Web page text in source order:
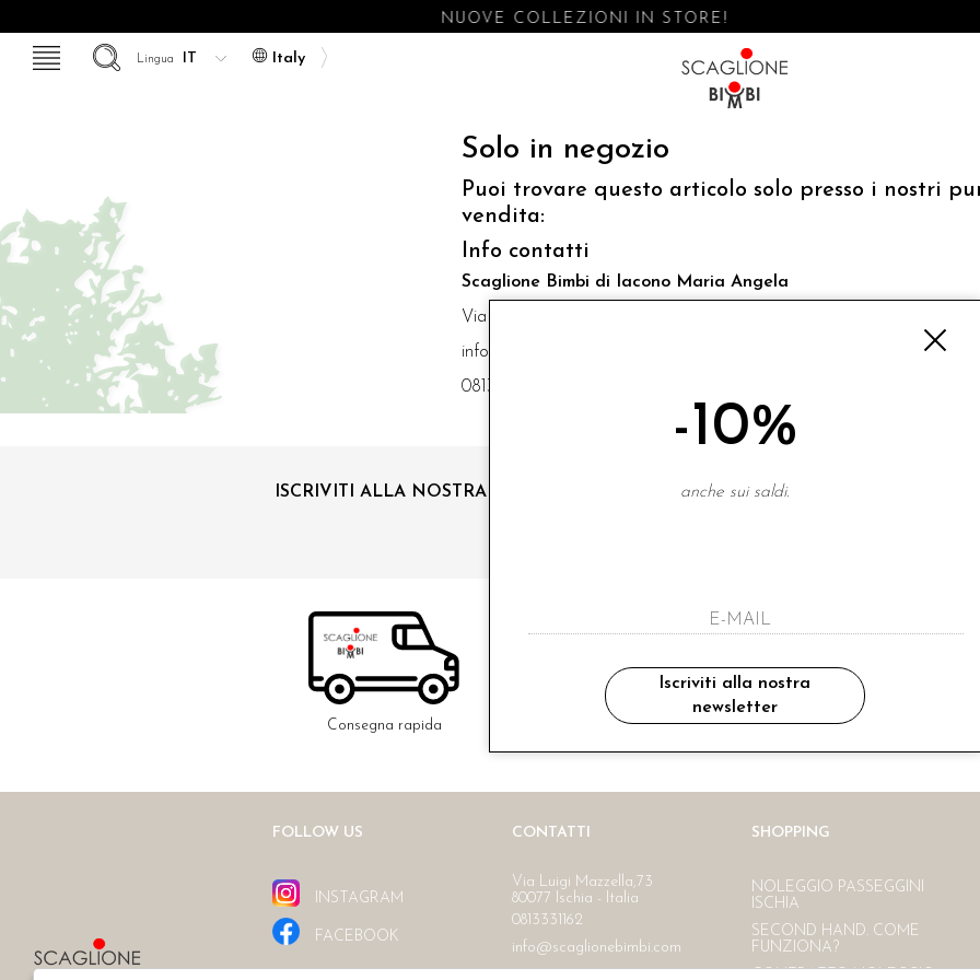
NUOVE COLLEZIONI IN STORE!
Italy
Lingua
Solo in negozio
Puoi trovare questo articolo solo presso i nostri
vendita:
Info contatti
Scaglione Bimbi di Iacono Maria Angela
Via Luigi Mazzella,73 80077 Ischia
info@scaglionebimbi.com
0813331162
ISCRIVITI ALLA NOSTRA NEWSLETTER
ho letto ed accettato le condizioni sulla
Consegna rapida Ritiro in negozio
Consegna gratuita in Italia
FOLLOW US
INSTAGRAM
FACEBOOK
CONTATTI
Via Luigi Mazzella,73
80077 Ischia - Italia
0813331162
info@scaglionebimbi.com
SHOPPING
NOLEGGIO PASSEGGINI
ISCHIA
SECOND HAND. COME
FUNZIONA?
-10%
anche sui saldi.
Iscriviti alla nostra
newsletter